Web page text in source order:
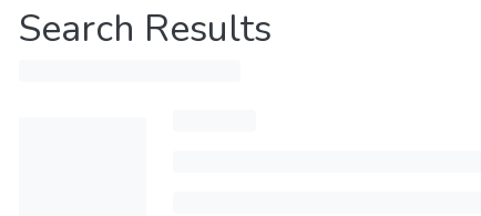
Search Results